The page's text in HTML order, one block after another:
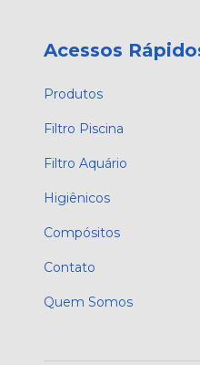
Acessos
Produtos
Filtro Piscina
Filtro Aquário
Higiênicos
Compósitos
Contato
Quem Somos